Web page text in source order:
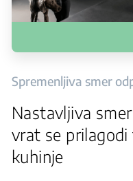
Spremenljiva smer
Nastavljiva
vrat se
kuhinje